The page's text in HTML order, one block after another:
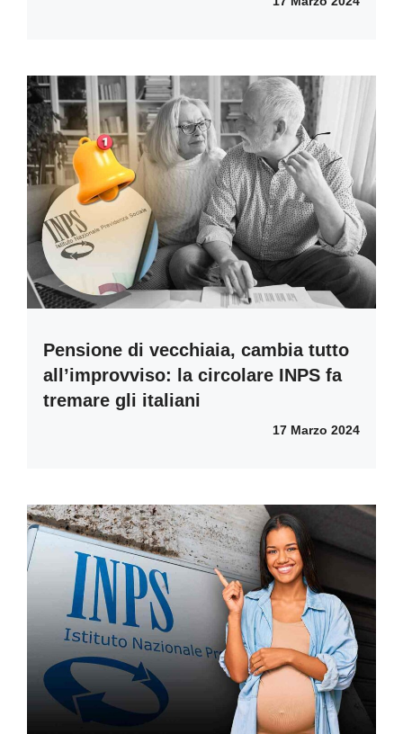
Pensione di vecchiaia, cambia tutto
all’improvviso: la circolare INPS fa
tremare gli italiani
17 Marzo 2024